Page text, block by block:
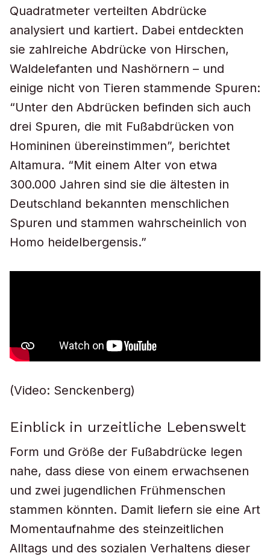
Quadratmeter verteilten Abdrücke
analysiert und kartiert. Dabei entdeckten
sie zahlreiche Abdrücke von Hirschen,
Waldelefanten und Nashörnern – und
einige nicht von Tieren stammende Spuren:
“Unter den Abdrücken befinden sich auch
drei Spuren, die mit Fußabdrücken von
Homininen übereinstimmen”, berichtet
Altamura. “Mit einem Alter von etwa
300.000 Jahren sind sie die ältesten in
Deutschland bekannten menschlichen
Spuren und stammen wahrscheinlich von
Homo heidelbergensis.”
(Video: Senckenberg)
Einblick in urzeitliche Lebenswelt
Form und Größe der Fußabdrücke legen
nahe, dass diese von einem erwachsenen
und zwei jugendlichen Frühmenschen
stammen könnten. Damit liefern sie eine Art
Momentaufnahme des steinzeitlichen
Alltags und des sozialen Verhaltens dieser